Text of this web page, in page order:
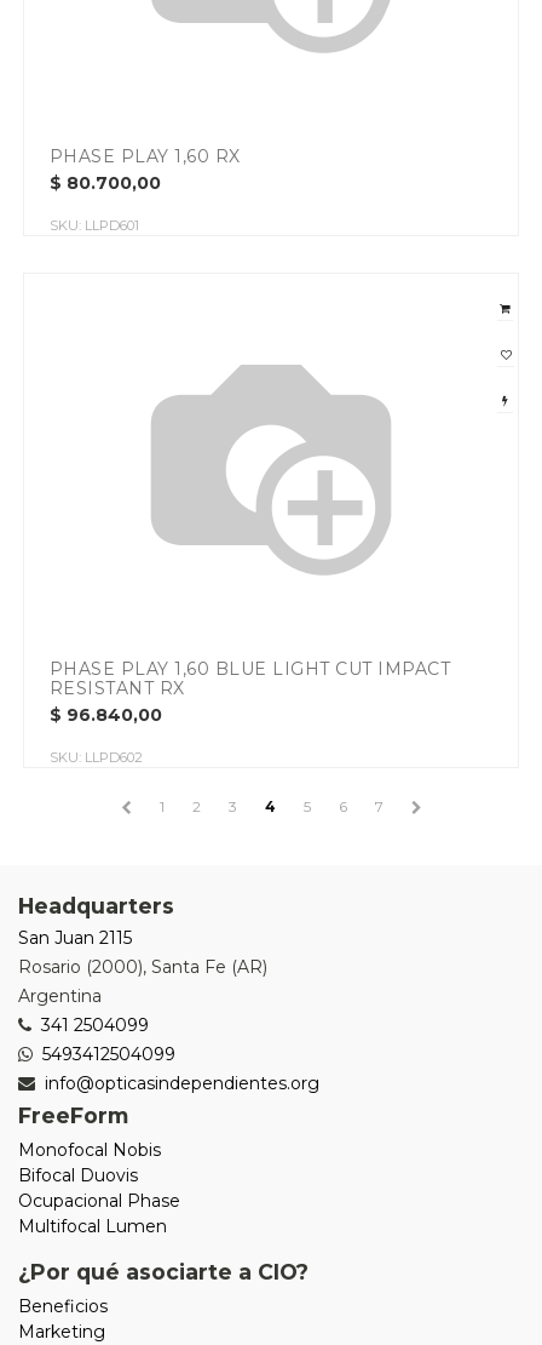
PHASE PLAY 1,60 RX
$ 80.700,00
SKU: LLPD601
PHASE PLAY 1,60 BLUE LIGHT CUT IMPACT
RESISTANT RX
$ 96.840,00
SKU: LLPD602
1 2 3 4 5 6 7
Headquarters
San Juan 2115
Rosario (2000), Santa Fe (AR)
Argentina
341 2504099
5493412504099
info@opticasindependientes.org
FreeForm
Monofocal Nobis
Bifocal Duovis
Ocupacional Phase
Multifocal Lumen
¿Por qué asociarte a CIO?
Beneficios
Marketing